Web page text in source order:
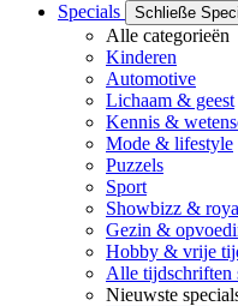
Specials
Schließe
Alle categorieën
Kinderen
Automotive
Lichaam & geest
Kennis &
Mode & lifestyle
Puzzels
Sport
Showbizz &
Gezin &
Hobby & vrije
Alle tijdschriften
Nieuwste